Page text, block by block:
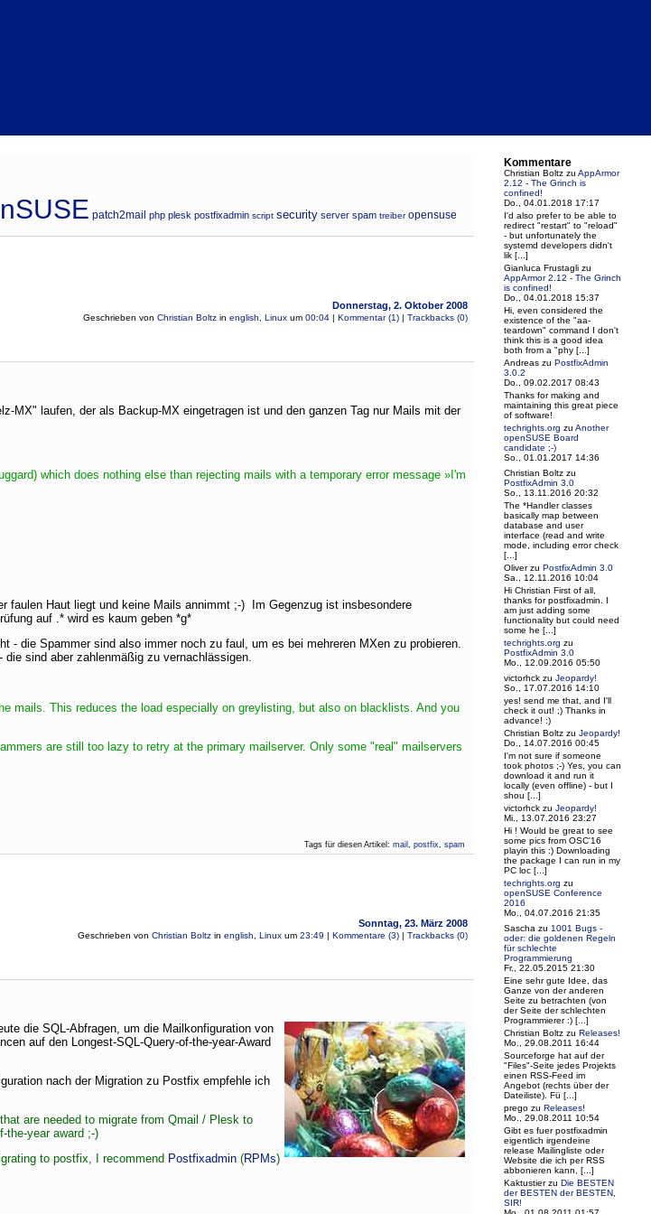
patch2mail php plesk postfixadmin script security server spam treiber opensuse
Donnerstag, 2. Oktober 2008
Geschrieben von Christian Boltz in english Linux um 00:04 | Kommentar (1) | Trackbacks (0)
MX" laufen, der als Backup-MX eingetragen ist und den ganzen Tag nur Mails mit der
which does nothing else than rejecting mails with a temporary error message »I'm
faulen Haut liegt und keine Mails annimmt ;-) Im Gegenzug ist insbesondere
auf .* wird es kaum geben *g*
die Spammer sind also immer noch zu faul, um es bei mehreren MXen zu probieren.
sind aber zahlenmäßig zu vernachlässigen.
mails. This reduces the load especially on greylisting, but also on blacklists. And you
are still too lazy to retry at the primary mailserver. Only some "real" mailservers
Tags für diesen Artikel: mail , postfix, spam
Sonntag, 23. März 2008
Geschrieben von Christian Boltz in english Linux um 23:49 | Kommentare (3) | Trackbacks (0)
die SQL-Abfragen, um die Mailkonfiguration von
auf den Longest-SQL-Query-of-the-year-Award
nach der Migration zu Postfix empfehle ich
are needed to migrate from Qmail / Plesk to
the-year award ;-)
to postfix, I recommend Postfixadmin (RPMs)
Kommentare
Christian Boltz zu AppArmor
2.12 - The Grinch is
confined!
Do., 04.01.2018 17:17
I'd also prefer to be able to
redirect "restart" to "reload"
- but unfortunately the
systemd developers didn't
lik [...]
Gianluca Frustagli zu
AppArmor 2.12 - The Grinch
is confined!
Do., 04.01.2018 15:37
Hi, even considered the
existence of the "aa-
teardown" command I don't
think this is a good idea
both from a "phy [...]
Andreas zu PostfixAdmin
3.0.2
Do., 09.02.2017 08:43
Thanks for making and
maintaining this great piece
of software!
techrights.org zu Another
openSUSE Board
candidate ;-)
So., 01.01.2017 14:36
Christian Boltz zu
PostfixAdmin 3.0
So., 13.11.2016 20:32
The *Handler classes
basically map between
database and user
interface (read and write
mode, including error check
[...]
Oliverzu PostfixAdmin 3.0
Sa., 12.11.2016 10:04
Hi Christian First of all,
thanks for postfixadmin. I
am just adding some
functionality but could need
some he [...]
techrights.org zu
PostfixAdmin 3.0
Mo., 12.09.2016 05:50
victorhck zu Jeopardy!
So., 17.07.2016 14:10
yes! send me that, and I'll
check it out! ;) Thanks in
advance! :)
Christian Boltz zu Jeopardy!
Do., 14.07.2016 00:45
I'm not sure if someone
took photos ;-) Yes, you can
download it and run it
locally (even offline) - but I
shou [...]
victorhck zu Jeopardy!
Mi., 13.07.2016 23:27
Hi ! Would be great to see
some pics from OSC'16
playin this :) Downloading
the package I can run in my
PC loc [...]
techrights.org zu
openSUSE Conference
2016
Mo., 04.07.2016 21:35
Sascha zu 1001 Bugs -
oder: die goldenen Regeln
für schlechte
Programmierung
Fr., 22.05.2015 21:30
Eine sehr gute Idee, das
Ganze von der anderen
Seite zu betrachten (von
der Seite der schlechten
Programmierer :) [...]
Christian Boltz zu Releases!
Mo., 29.08.2011 16:44
Sourceforge hat auf der
"Files"-Seite jedes Projekts
einen RSS-Feed im
Angebot (rechts über der
Dateiliste). Fü [...]
prego zu Releases!
Mo., 29.08.2011 10:54
Gibt es fuer postfixadmin
eigentlich irgendeine
release Mailingliste oder
Website die ich per RSS
abbonieren kann, [...]
Kaktustierzu Die BESTEN
der BESTEN der BESTEN,
SIR!